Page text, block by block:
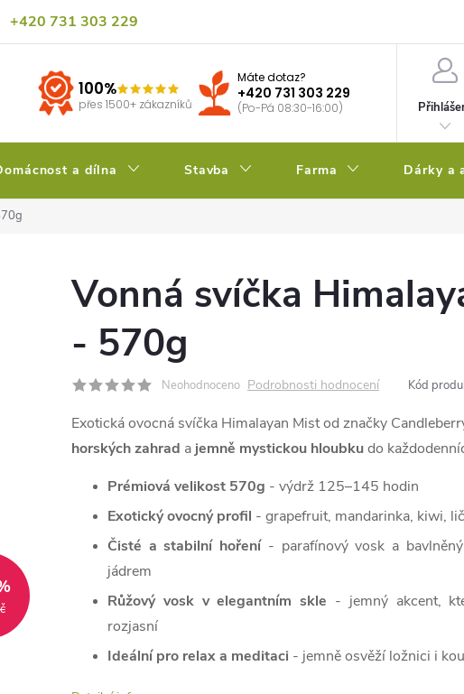
+420 731 303 229
údajů Pěstitelský blog
100%
přes 1500+ zákazníků
Máte dotaz?
+420 731 303 229
(Po-Pá 08:30-16:00)
a dílna Stavba Farma Dárky a
Vonná svíčka
- 570g
Neohodnoceno Podrobnosti hodnocení Kód
Exotická ovocná svíčka Himalayan Mist od značky
horských zahrad a jemně mystickou hloubkudo
Prémiová velikost 570g - výdrž 125–145 hodin
Exotický ovocný profil - grapefruit, mandarinka, kiwi,
Čisté a stabilní hoření- parafínový vosk a
jádrem
Růžový vosk v elegantním skle - jemný akcent,
rozjasní
Ideální pro relax a meditaci - jemně osvěží ložnici i